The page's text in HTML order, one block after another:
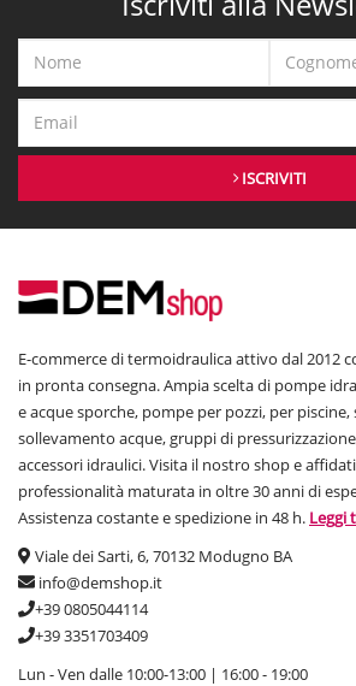
ISCRIVITI
E-commerce di termoidraulica attivo dal 2012
in pronta consegna. Ampia scelta di pompe
e acque sporche, pompe per pozzi, per piscine,
sollevamento acque, gruppi di
accessori idraulici. Visita il nostro shop e
professionalità maturata in oltre 30 anni di
Assistenza costante e spedizione in 48 h. Leggi
Viale dei Sarti, 6, 70132 Modugno BA
info@demshop.it
+39 0805044114
+39 3351703409
Lun - Ven dalle 10:00-13:00 | 16:00 - 19:00